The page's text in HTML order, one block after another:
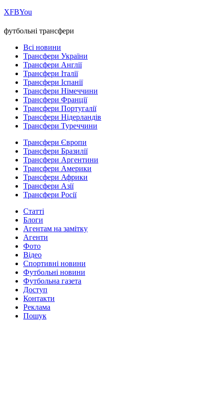
ХFBYou
футбольні трансфери
Всі новини
Трансфери України
Трансфери Англії
Трансфери Італії
Трансфери Іспанії
Трансфери Німеччини
Трансфери Франції
Трансфери Португалії
Трансфери Нідерландів
Трансфери Туреччини
Трансфери Європи
Трансфери Бразилії
Трансфери Аргентини
Трансфери Америки
Трансфери Африки
Трансфери Азії
Трансфери Росії
Статті
Блоги
Агентам на замітку
Агенти
Фото
Відео
Спортивні новини
Футбольні новини
Футбольна газета
Доступ
Контакти
Реклама
Пошук